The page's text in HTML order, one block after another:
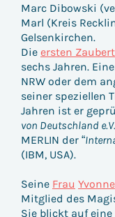
Marc Dibowski
Marl (Kreis
Gelsenkirchen.
Die ersten
sechs Jahren.
NRW oder dem
seiner speziellen
Jahren ist er
von Deutschland e.V.
MERLIN der “
(IBM, USA).
Seine Frau Yvonne
Mitglied des
Sie blickt auf